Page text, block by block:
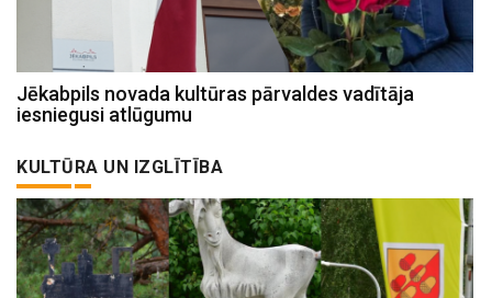
Jēkabpils novada kultūras pārvaldes vadītāja
iesniegusi atlūgumu
KULTŪRA UN IZGLĪTĪBA